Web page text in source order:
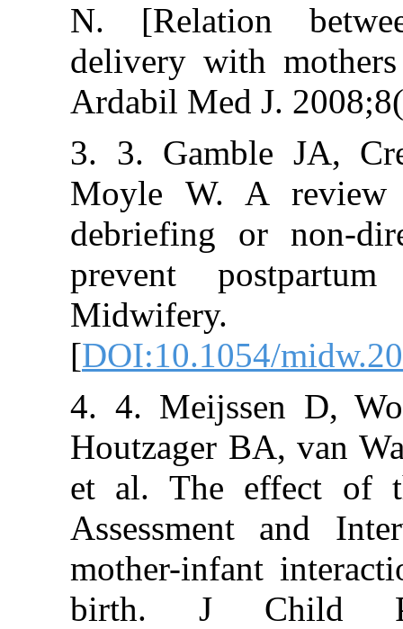
N. [Relation
delivery with
Ardabil Med J.
3. 3. Gamble
Moyle W. A
debriefing or
prevent
[DOI:10.1054/
4. 4.
Houtzager BA,
et al. The
Assessment
mother-infant
birth. J